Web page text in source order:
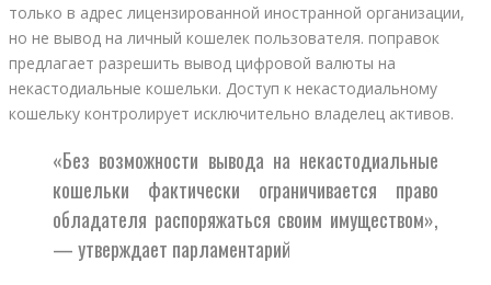
только в адрес лицензированной иностранной организации,
но не вывод на личный кошелек пользователя. поправок
предлагает разрешить вывод цифровой валюты на
некастодиальные кошельки. Доступ к некастодиальному
кошельку контролирует исключительно владелец активов.
«Без возможности вывода на некастодиальные
кошельки фактически ограничивается право
обладателя распоряжаться своим имуществом»,
— утверждает парламентарий